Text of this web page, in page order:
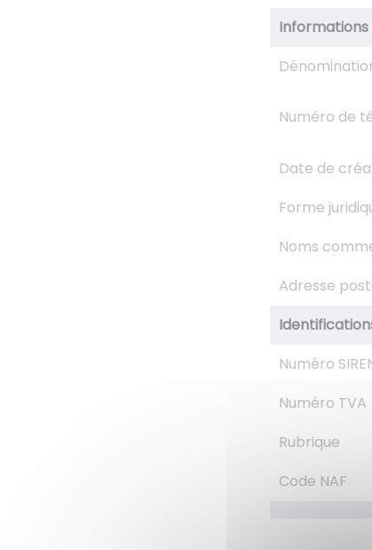
Numéro de
Date de
Forme
Noms
Adresse
Numéro
Numéro TVA
Rubrique
Code NAF